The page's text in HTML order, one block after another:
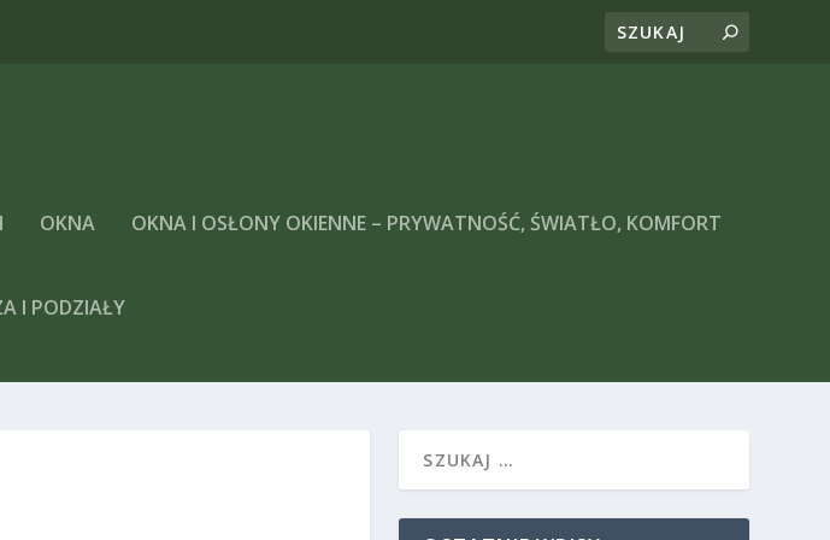
OKNA OKNA I OSŁONY OKIENNE – PRYWATNOŚĆ, ŚWIATŁO, KOMFORT
I PODZIAŁY